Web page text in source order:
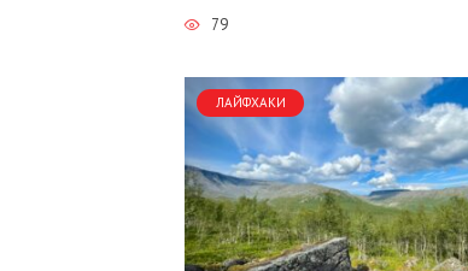
79
ЛАЙФХАКИ